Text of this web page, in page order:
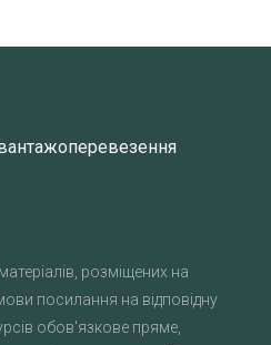
розміщених на
посилання на відповідну
обов'язкове пряме,